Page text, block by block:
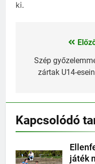
ki.
Bejegyzés
navigáció
Szép
zártak U14-
Kapcsolódó
játék